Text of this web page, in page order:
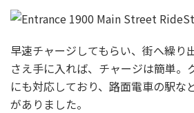
早速チャージしてもらい、街へ繰り
さえ手に入れば、チャージは簡単。
にも対応しており、路面電車の駅な
がありました。